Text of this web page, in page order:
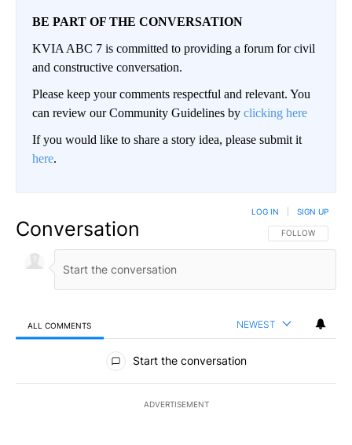
BE PART OF THE CONVERSATION
KVIA ABC 7 is committed to providing a forum for civil
and constructive conversation.
Please keep your comments respectful and relevant. You
can review our Community Guidelines by clicking here
If you would like to share a story idea, please submit it
here.
Conversation FOLLOW THIS
FOLLOW
LOG IN SIGN UP
ALL COMMENTS NEWEST
All Comments
Start the conversation
ADVERTISEMENT